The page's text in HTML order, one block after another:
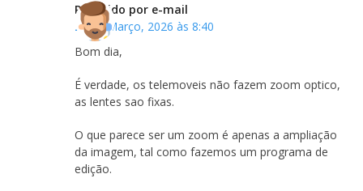
Recebido por e-mail
23 de Março, 2026 às 8:40
Bom dia,
É verdade, os telemoveis não fazem zoom optico,
as lentes sao fixas.
O que parece ser um zoom é apenas a ampliação
da imagem, tal como fazemos um programa de
edição.